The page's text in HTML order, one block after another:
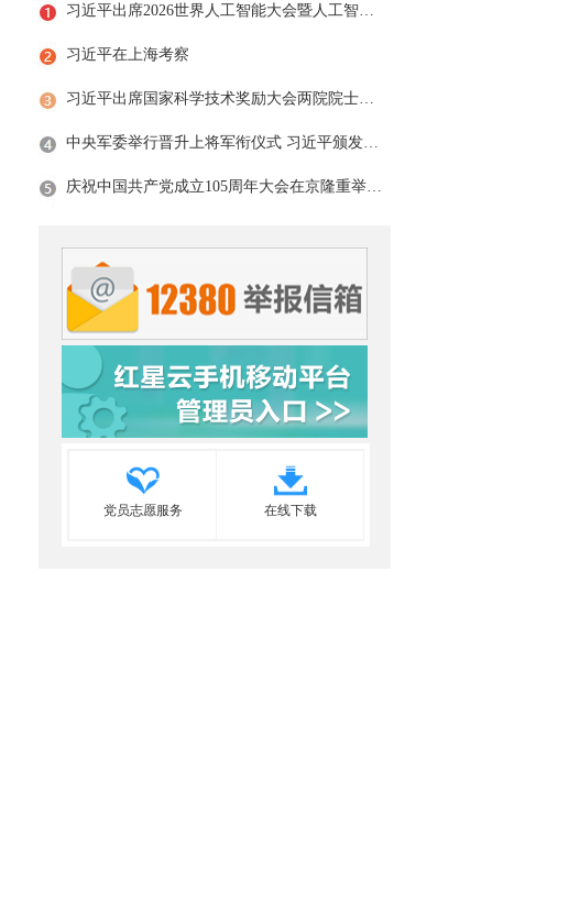
习近平出席2026世界人工智能大会暨人工智能全球治理高级别会议开幕式并发表主旨讲话
习近平在上海考察
习近平出席国家科学技术奖励大会两院院士大会中国科协第十一次全国代表大会并发表重要讲话
中央军委举行晋升上将军衔仪式 习近平颁发命令状并向晋衔的军官表示祝贺
庆祝中国共产党成立105周年大会在京隆重举行 习近平发表重要讲话
党员志愿服务 在线下载